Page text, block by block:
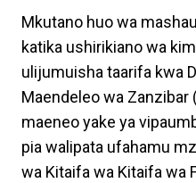
Mkutano huo wa
katika ushirikiano wa
ulijumuisha taarifa kwa
Maendeleo wa Zanzibar
maeneo yake ya
pia walipata ufahamu
wa Kitaifa wa Kitaifa wa